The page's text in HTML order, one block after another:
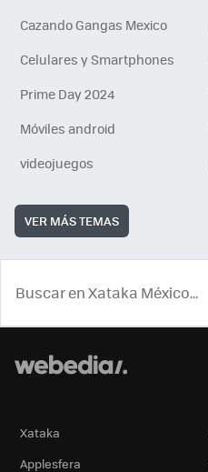
Cazando Gangas Mexico
Celulares y Smartphones
Prime Day 2024
Móviles android
videojuegos
VER MÁS TEMAS
Xataka
Applesfera